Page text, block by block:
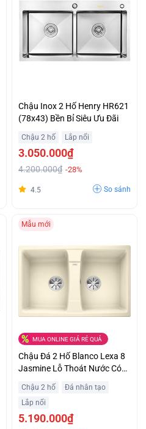
Chậu Inox 2 Hố Henry HR621
(78x43) Bền Bỉ Siêu Ưu Đãi
Chậu 2 hố Lắp nổi
3.050.000₫
4.200.000₫ -28%
4.5 So sánh
Mẫu mới
MUA ONLINE GIÁ RẺ QUÁ
Chậu Đá 2 Hố Blanco Lexa 8
Jasmine Lỗ Thoát Nước Có
Chậu 2 hố
Đá nhân tạo
Lắp nổi
5.190.000₫